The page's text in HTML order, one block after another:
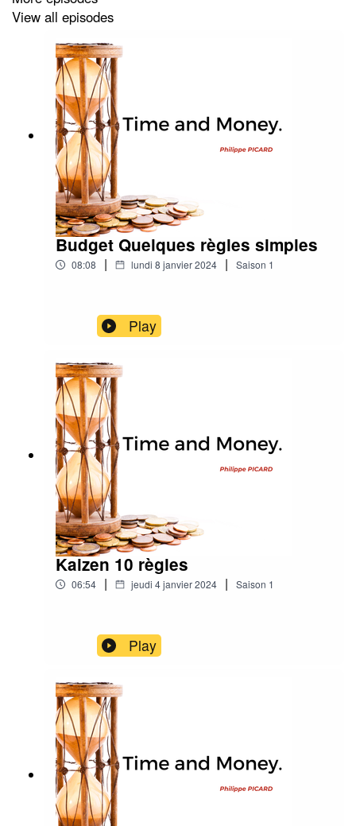
View all episodes
Budget Quelques règles simples
08:08 | lundi 8 janvier 2024 | Saison 1
Play
Kaizen 10 règles
06:54 | jeudi 4 janvier 2024 | Saison 1
Play